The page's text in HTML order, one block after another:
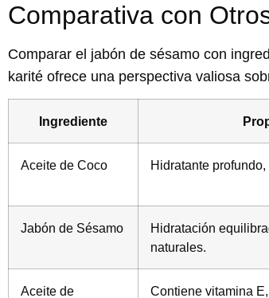
Comparativa con
Comparar el jabón de sésamo con
karité ofrece una perspectiva valiosa
Ingrediente
Aceite de Coco Hidratante
Jabón de Sésamo
Hidratación
naturales.
Aceite de
Contiene vitamina